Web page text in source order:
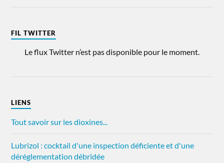
FIL TWITTER
Le flux Twitter n’est pas disponible pour le moment.
LIENS
Tout savoir sur les dioxines...
Lubrizol : cocktail d'une inspection déficiente et d'une
déréglementation débridée